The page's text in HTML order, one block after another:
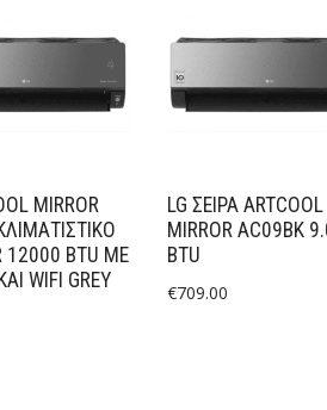
MIRROR
12000 BTU ΜΕ
WIFI GREY
LG ΣΕΙΡΑ ARTCOOL
MIRROR AC09BK
BTU
€709.00